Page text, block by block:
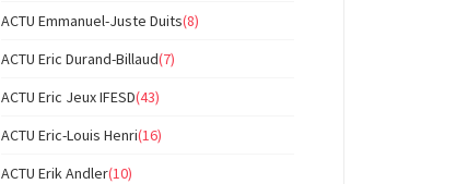
ACTU Emmanuel-Juste Duits(8)
ACTU Eric Durand-Billaud(7)
ACTU Eric Jeux IFESD(43)
ACTU Eric-Louis Henri(16)
ACTU Erik Andler(10)